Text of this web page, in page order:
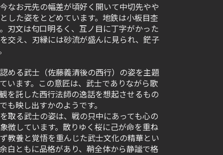
なお元先の幅差が頃好く開いて中切先やや
した姿をとどめています。地鉄は小板目杢
刃文は匂口明るく、互ノ目に丁字がかった
交え、刃縁には砂流が盛んに見られ、鋩子
める武士（佐藤義清後の西行）の姿を主題
います。この意匠は、武士でありながら歌
を託した西行法師の逸話を想起させるもの
も映し出すかのようです。
取る武士の姿は、戦の只中にあっても心の
徴しています。散りゆく桜に己が命を重ね
教養と覚悟を重んじた武士文化の精華とい
白ともに品格があり、鞘全体から静謐で格